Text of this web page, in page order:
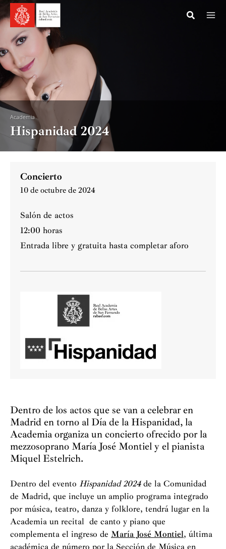
Ir
al
contenido
Academia
Hispanidad 2024
Concierto
10 de octubre de 2024
Salón de actos
12:00 horas
Entrada libre y gratuita hasta completar aforo
Dentro de los actos que se van a celebrar en
Madrid en torno al Día de la Hispanidad, la
Academia organiza un concierto ofrecido por la
mezzosoprano María José Montiel y el pianista
Miquel Estelrich.
Dentro del evento Hispanidad 2024de la Comunidad
de Madrid, que incluye un amplio programa integrado
por música, teatro, danza y folklore, tendrá lugar en la
Academia un recital de canto y piano que
complementa el ingreso de María José Montiel, última
académica de número por la Sección de Música en